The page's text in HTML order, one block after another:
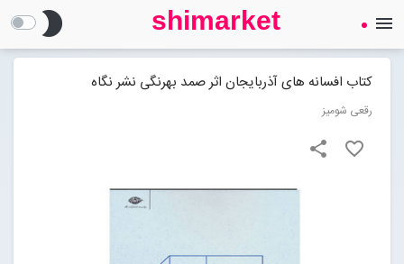
SHIMARKET
فروشگاه اینترنتی کتاب
brightness_2 shimarket menu
کتاب افسانه های آذربایجان اثر صمد بهرنگی نشر نگاه
رقعی شومیز
favorite_border
share